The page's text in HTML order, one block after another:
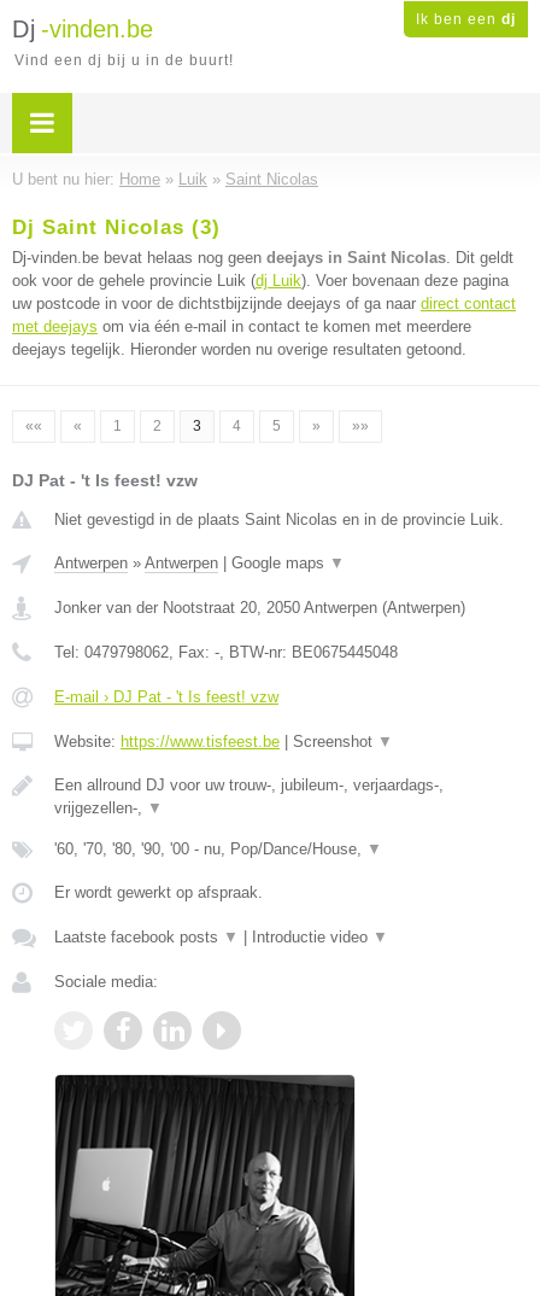
Ik ben een dj
Dj -vinden.be
Vind een dj bij u in de buurt!
U bent nu hier: Home » Luik » Saint Nicolas
Dj Saint Nicolas (3)
Dj-vinden.be bevat helaas nog geen deejays in Saint Nicolas. Dit geldt
ook voor de gehele provincie Luik (dj Luik). Voer bovenaan deze pagina
uw postcode in voor de dichtstbijzijnde deejays of ga naar direct contact
met deejays om via één e-mail in contact te komen met meerdere
deejays tegelijk. Hieronder worden nu overige resultaten getoond.
«« « 1 2 3 4 5 » »»
DJ Pat - 't Is feest! vzw
Niet gevestigd in de plaats Saint Nicolas en in de provincie Luik.
Antwerpen » Antwerpen Google maps ▼
Jonker van der Nootstraat 20, 2050 Antwerpen (Antwerpen)
Tel: 0479798062, Fax: -, BTW-nr: BE0675445048
E-mail › DJ Pat - 't Is feest! vzw
Website: https://www.tisfeest.be Screenshot ▼
Een allround DJ voor uw trouw-, jubileum-, verjaardags-,
vrijgezellen-, ▼
'60, '70, '80, '90, '00 - nu, Pop/Dance/House, ▼
Er wordt gewerkt op afspraak.
Laatste facebook posts ▼ Introductie video ▼
Sociale media: